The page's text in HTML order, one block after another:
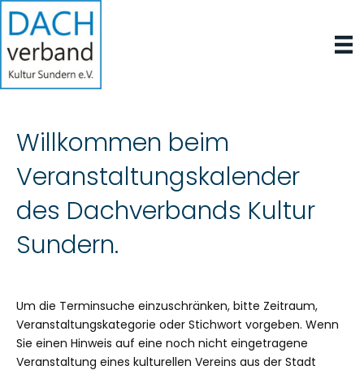
Willkommen beim
Veranstaltungskalender
des Dachverbands Kultur
Sundern.
Um die Terminsuche einzuschränken, bitte Zeitraum,
Veranstaltungskategorie oder Stichwort vorgeben. Wenn
Sie einen Hinweis auf eine noch nicht eingetragene
Veranstaltung eines kulturellen Vereins aus der Stadt